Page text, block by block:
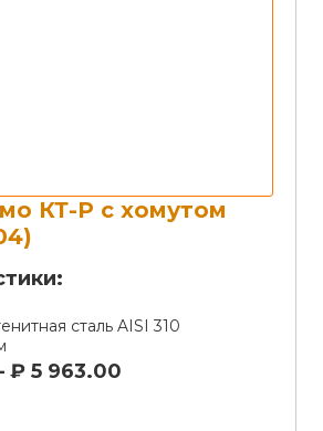
КТ-Р с хомутом
сталь AISI 310
₽ 5 963.00